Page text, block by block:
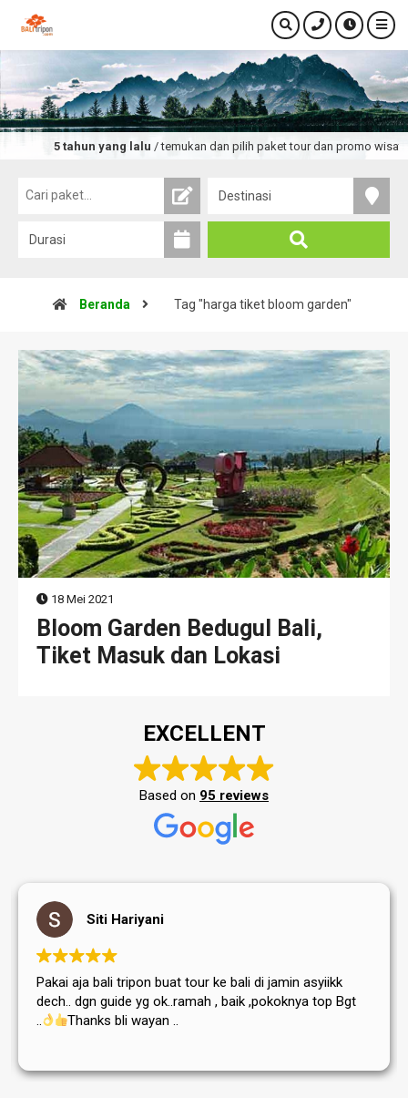
5 tahun yang lalu/ temukan dan pilih paket tour dan promo wisata
Beranda Tag "harga tiket bloom garden"
18 Mei 2021
Bloom Garden Bedugul Bali,
Tiket Masuk dan Lokasi
EXCELLENT
Based on 95 reviews
Siti Hariyani
Pakai aja bali tripon buat tour ke bali di jamin asyiikk
dech.. dgn guide yg ok..ramah , baik ,pokoknya top Bgt
..
Thanks bli wayan ..